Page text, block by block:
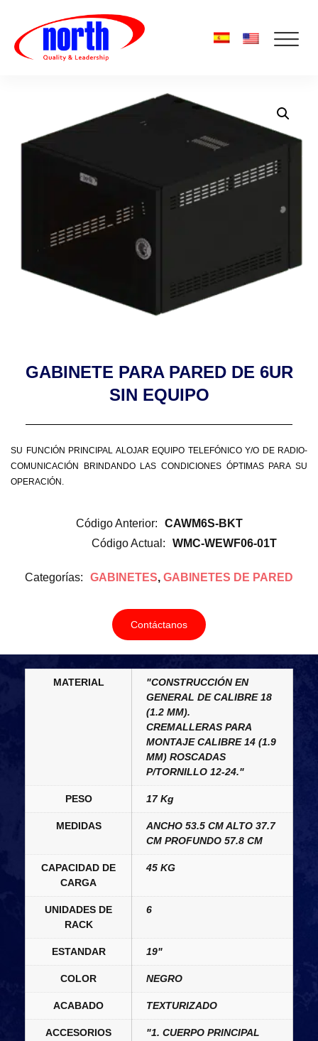
GABINETE PARA PARED DE 6UR
SIN EQUIPO
SU FUNCIÓN PRINCIPAL ALOJAR EQUIPO TELEFÓNICO Y/O DE RADIO-
COMUNICACIÓN BRINDANDO LAS CONDICIONES ÓPTIMAS PARA SU
OPERACIÓN.
Código Anterior:
CAWM6S-BKT
Código Actual:
WMC-WEWF06-01T
Categorías: GABINETES, GABINETES DE PARED
Contáctanos
MATERIAL
"CONSTRUCCIÓN EN
GENERAL DE CALIBRE 18
(1.2 MM).
CREMALLERAS PARA
MONTAJE CALIBRE 14 (1.9
MM) ROSCADAS
P/TORNILLO 12-24."
PESO 17 Kg
MEDIDAS
ANCHO 53.5 CM ALTO 37.7
CM PROFUNDO 57.8 CM
CAPACIDAD DE
CARGA
45 KG
UNIDADES DE
RACK
6
ESTANDAR 19"
COLOR NEGRO
ACABADO TEXTURIZADO
ACCESORIOS
"1. CUERPO PRINCIPAL